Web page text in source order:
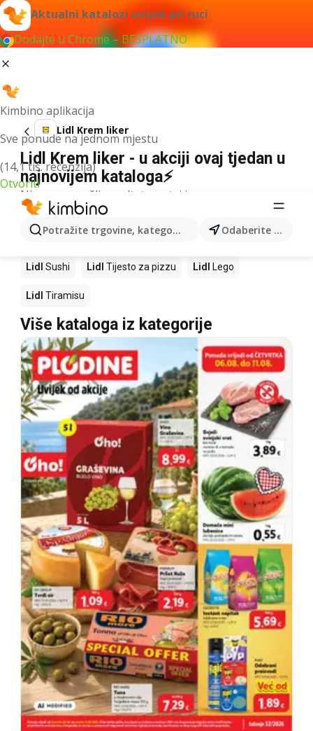
Aktualni katalozi uvijek pri ruci
Dodajte u Chrome – BESPLATNO
Kimbino aplikacija
Sve ponude na jednom mjestu
(14,1 tis. recenzija)
Otvoriti
Potražite trgovine, kategorije, proizvode... Odaberite grad
Lidl Krem liker
Lidl Krem liker - u akciji ovaj tjedan u
najnovijem kataloga⚡
Nismo pronašli rezultate za taj izraz.
Slijedeći proizvodi u trgovinama Lidl
Lidl LidlPizza LidlMango Lidl
Lidl Sushi Lidl Tijesto za pizzu Lidl Lego
Lidl Tiramisu
Više kataloga iz kategorije